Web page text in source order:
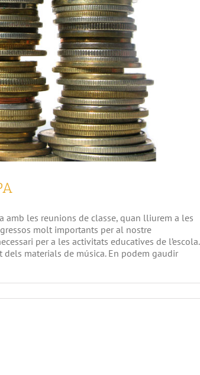
amb les reunions de classe, quan lliurem a les
molt importants per al nostre
per a les activitats educatives de l’escola.
materials de música. En podem gaudir